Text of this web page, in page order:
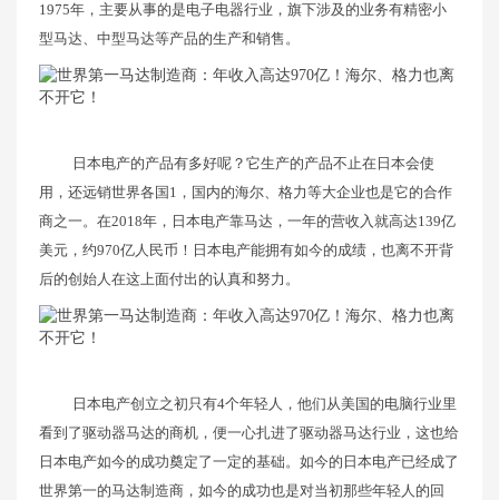
1975年，主要从事的是电子电器行业，旗下涉及的业务有精密小
型马达、中型马达等产品的生产和销售。
日本电产的产品有多好呢？它生产的产品不止在日本会使
用，还远销世界各国1，国内的海尔、格力等大企业也是它的合作
商之一。在2018年，日本电产靠马达，一年的营收入就高达139亿
美元，约970亿人民币！日本电产能拥有如今的成绩，也离不开背
后的创始人在这上面付出的认真和努力。
日本电产创立之初只有4个年轻人，他们从美国的电脑行业里
看到了驱动器马达的商机，便一心扎进了驱动器马达行业，这也给
日本电产如今的成功奠定了一定的基础。如今的日本电产已经成了
世界第一的马达制造商，如今的成功也是对当初那些年轻人的回